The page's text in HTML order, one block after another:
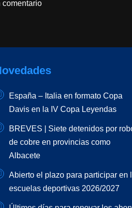
comentario
España – Italia en formato Copa
Davis en la IV Copa Leyendas
BREVES | Siete detenidos por
de cobre en provincias como
Albacete
Abierto el plazo para participar en
escuelas deportivas 2026/2027